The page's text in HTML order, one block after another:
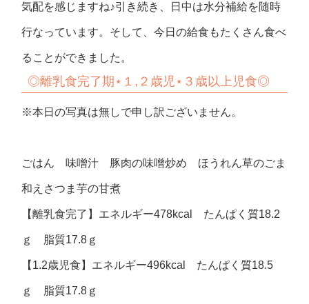
気配を感じますね♪引き続き、日中は水分補給を随時
行なっています。そして、今日の給食もたくさん食べ
ることができました。
◎離乳食完了期⋆１,２歳児⋆３歳以上児食◎
※本日の写真は無しで申し訳ございません。
ごはん 味噌汁 豚肉の味噌炒め ほうれん草のごま
和えさつま芋の甘煮
【離乳食完了】エネルギー478kcal たんぱく質18.2
ｇ 脂質17.8ｇ
【1.2歳児食】エネルギー496kcal たんぱく質18.5
ｇ 脂質17.8ｇ